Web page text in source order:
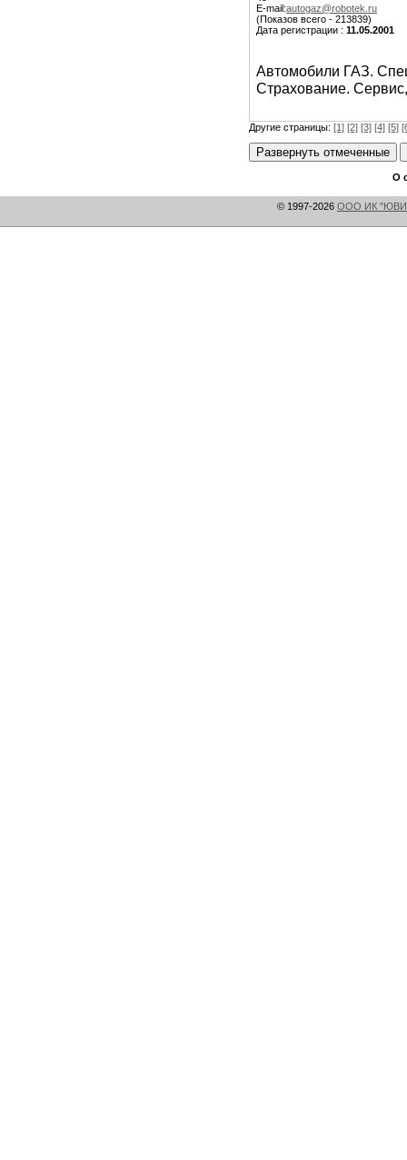
E-mail:autogaz@robotek.ru
(Показов всего - 213839)
Дата регистрации : 11.05.2001
Автомобили ГАЗ.
Страхование.
Другие страницы: [1] [2] [3] [4] [5]
О
© 1997-2026 ООО ИК